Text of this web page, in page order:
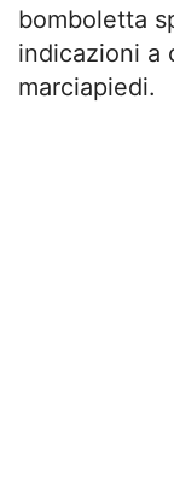
bomboletta
indicazioni a
marciapiedi.